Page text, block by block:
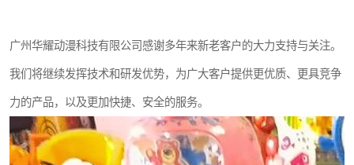
广州华耀动漫科技有限公司感谢多年来新老客户的大力支持与关注。
我们将继续发挥技术和研发优势，为广大客户提供更优质、更具竞争
力的产品，以及更加快捷、安全的服务。